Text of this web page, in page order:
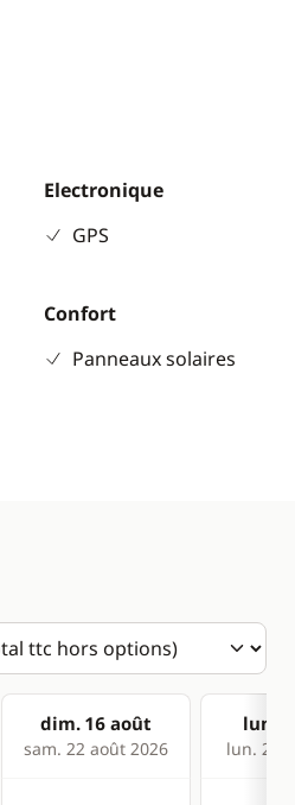
Electronique
GPS
Confort
Panneaux solaires
dim. 16 août
sam. 22 août 2026
lun.
lun. 24